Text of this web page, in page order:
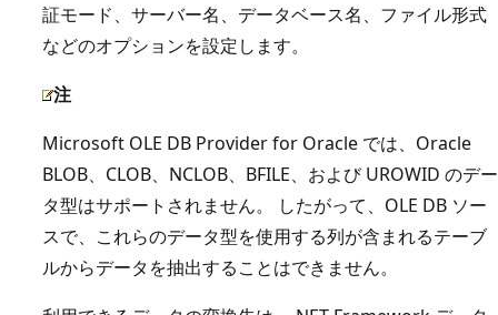
証モード、サーバー名、データベース名、ファイル形式
などのオプションを設定します。
注
Microsoft OLE DB Provider for Oracle では、Oracle
BLOB、CLOB、NCLOB、BFILE、および UROWID のデー
タ型はサポートされません。 したがって、OLE DB ソー
スで、これらのデータ型を使用する列が含まれるテーブ
ルからデータを抽出することはできません。